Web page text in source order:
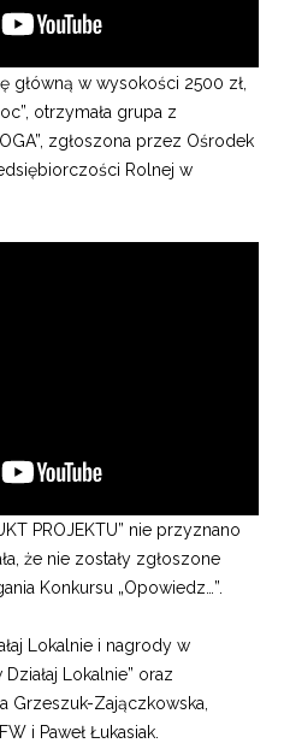
główną w wysokości 2500 zł,
otrzymała grupa z
zgłoszona przez Ośrodek
Rolnej w
PROJEKTU” nie przyznano
że nie zostały zgłoszone
Konkursu „Opowiedz…”.
Lokalnie i nagrody w
Lokalnie” oraz
Grzeszuk-Zajączkowska,
i Paweł Łukasiak.